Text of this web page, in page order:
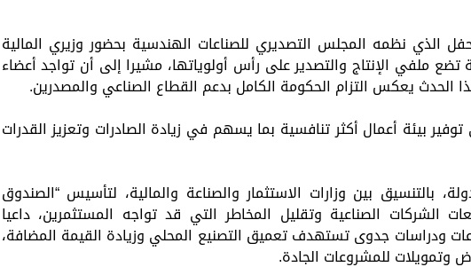
الذي نظمه المجلس التصديري للصناعات الهندسية بحضور وزيري المالية
تضع ملفي الإنتاج والتصدير على رأس أولوياتها، مشيرا إلى أن تواجد أعضاء
الحدث يعكس التزام الحكومة الكامل بدعم القطاع الصناعي والمصدرين.
بيئة أعمال أكثر تنافسية بما يسهم في زيادة الصادرات وتعزيز القدرات
بالتنسيق بين وزارات الاستثمار والصناعة والمالية، لتأسيس “الصندوق
الشركات الصناعية وتقليل المخاطر التي قد تواجه المستثمرين، داعيا
ودراسات جدوى تستهدف تعميق التصنيع المحلي وزيادة القيمة المضافة،
وتمويلات للمشروعات الجادة.